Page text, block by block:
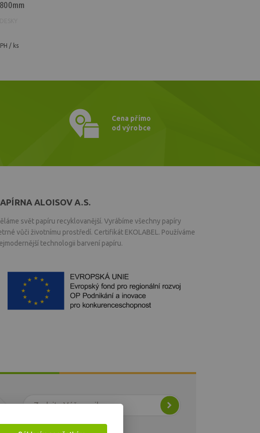
/ ks
Cena přímo
od výrobce
ALOISOV A.S.
svět papíru recyklovanější. Vyrábíme všechny papíry
vůči životnímu prostředí. Certifikát EKOLABEL. Používáme
technologii barvení papíru.